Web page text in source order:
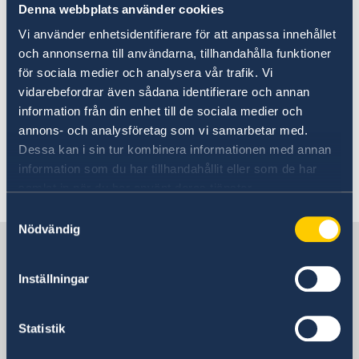
Denna webbplats använder cookies
Vi använder enhetsidentifierare för att anpassa innehållet
och annonserna till användarna, tillhandahålla funktioner
för sociala medier och analysera vår trafik. Vi
vidarebefordrar även sådana identifierare och annan
information från din enhet till de sociala medier och
annons- och analysföretag som vi samarbetar med.
Dessa kan i sin tur kombinera informationen med annan
information som du har tillhandahållit eller som de har
Nödvändig
Inställningar
Statistik
och tips inför din utlandsresa och information
om vilken hjälp du kan få av UD i olika
situationer.
UD:s reseinformation på
regeringen.se
Ladda ner appen UD Resklar
Ladda ner UD Resklar på Google Play